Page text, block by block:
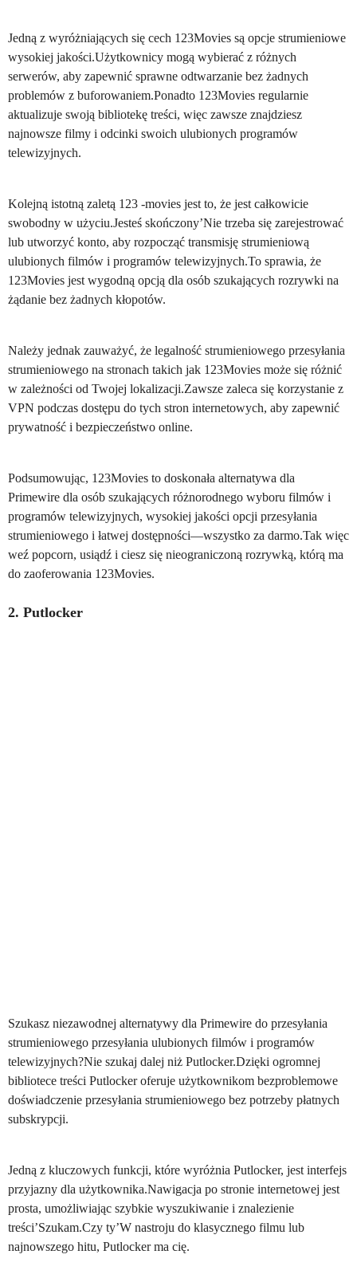
Jedną z wyróżniających się cech 123Movies są opcje strumieniowe
wysokiej jakości.Użytkownicy mogą wybierać z różnych
serwerów, aby zapewnić sprawne odtwarzanie bez żadnych
problemów z buforowaniem.Ponadto 123Movies regularnie
aktualizuje swoją bibliotekę treści, więc zawsze znajdziesz
najnowsze filmy i odcinki swoich ulubionych programów
telewizyjnych.
Kolejną istotną zaletą 123 -movies jest to, że jest całkowicie
swobodny w użyciu.Jesteś skończony’Nie trzeba się zarejestrować
lub utworzyć konto, aby rozpocząć transmisję strumieniową
ulubionych filmów i programów telewizyjnych.To sprawia, że
123Movies jest wygodną opcją dla osób szukających rozrywki na
żądanie bez żadnych kłopotów.
Należy jednak zauważyć, że legalność strumieniowego przesyłania
strumieniowego na stronach takich jak 123Movies może się różnić
w zależności od Twojej lokalizacji.Zawsze zaleca się korzystanie z
VPN podczas dostępu do tych stron internetowych, aby zapewnić
prywatność i bezpieczeństwo online.
Podsumowując, 123Movies to doskonała alternatywa dla
Primewire dla osób szukających różnorodnego wyboru filmów i
programów telewizyjnych, wysokiej jakości opcji przesyłania
strumieniowego i łatwej dostępności—wszystko za darmo.Tak więc
weź popcorn, usiądź i ciesz się nieograniczoną rozrywką, którą ma
do zaoferowania 123Movies.
2. Putlocker
Szukasz niezawodnej alternatywy dla Primewire do przesyłania
strumieniowego przesyłania ulubionych filmów i programów
telewizyjnych?Nie szukaj dalej niż Putlocker.Dzięki ogromnej
bibliotece treści Putlocker oferuje użytkownikom bezproblemowe
doświadczenie przesyłania strumieniowego bez potrzeby płatnych
subskrypcji.
Jedną z kluczowych funkcji, które wyróżnia Putlocker, jest interfejs
przyjazny dla użytkownika.Nawigacja po stronie internetowej jest
prosta, umożliwiając szybkie wyszukiwanie i znalezienie
treści’Szukam.Czy ty’W nastroju do klasycznego filmu lub
najnowszego hitu, Putlocker ma cię.